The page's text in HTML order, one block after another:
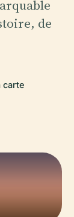
de
carte